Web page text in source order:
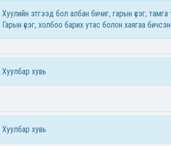
Хуулийн этгээд бол албан бичиг, гарын үсэг,
Гарын үсэг, холбоо барих утас болон хаягаа
Хуулбар хувь
Хуулбар хувь